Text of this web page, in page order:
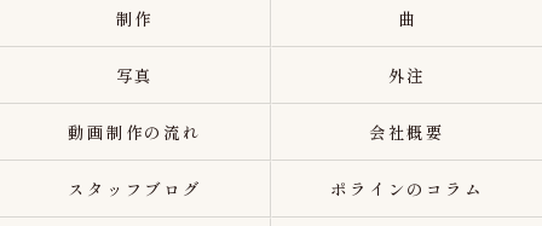
制作 曲
写真 外注
動画制作の流れ 会社概要
スタッフブログ ポラインのコラム